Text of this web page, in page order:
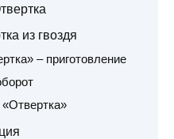
из гвоздя
– приготовление